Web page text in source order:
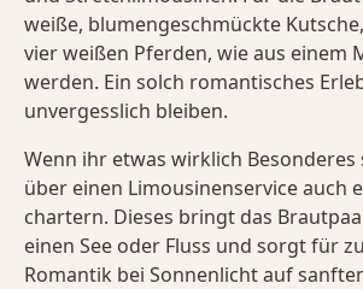
weiße, blumengeschmückte
vier weißen Pferden, wie aus einem
werden. Ein solch romantisches
unvergesslich bleiben.
Wenn ihr etwas wirklich
über einen Limousinenservice auch
chartern. Dieses bringt das
einen See oder Fluss und sorgt für
Romantik bei Sonnenlicht auf